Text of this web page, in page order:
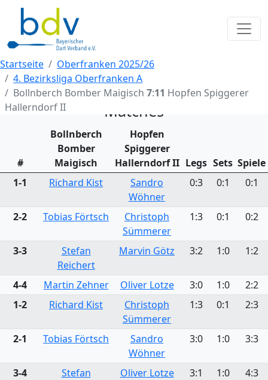
Startseite
Oberfranken 2025/26
4. Bezirksliga Oberfranken A
Bollnberch Bomber Maigisch 7:11 Hopfen Spiggerer
Hallerndorf II
Matches
#
Bollnberch
Bomber
Maigisch
Hopfen
Spiggerer
Hallerndorf II Legs Sets Spiele
1-1
Richard Kist
Sandro
Wöhner
0:3 0:1 0:1
2-2 Tobias Förtsch
Christoph
Sümmerer
1:3 0:1 0:2
3-3
Stefan
Reichert
Marvin Götz 3:2 1:0 1:2
4-4 Martin Zehner Oliver Lotze 3:0 1:0
2:2
1-2
Richard Kist
Christoph
Sümmerer
1:3 0:1 2:3
2-1 Tobias Förtsch
Sandro
Wöhner
3:0 1:0 3:3
3-4
Stefan
Oliver Lotze 3:1 1:0 4:3